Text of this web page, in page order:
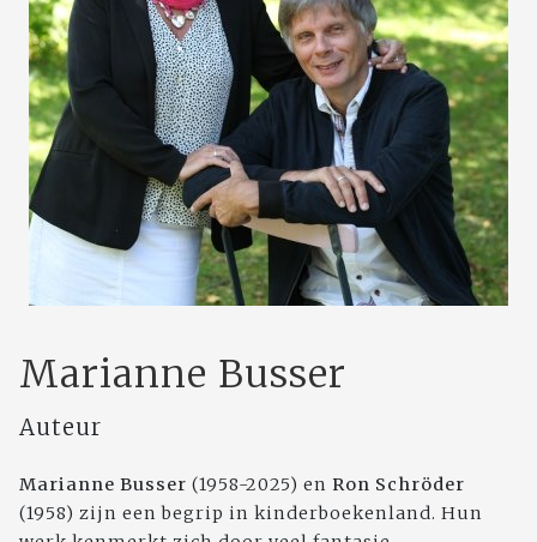
Marianne Busser
Auteur
Marianne Busser (1958-2025) en Ron Schröder
(1958) zijn een begrip in kinderboekenland. Hun